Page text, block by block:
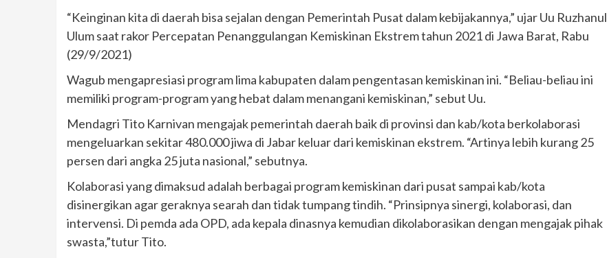
“Keinginan kita di daerah bisa sejalan dengan Pemerintah Pusat dalam kebijakannya,” ujar Uu Ruzhanul
Ulum saat rakor Percepatan Penanggulangan Kemiskinan Ekstrem tahun 2021 di Jawa Barat, Rabu
(29/9/2021)
Wagub mengapresiasi program lima kabupaten dalam pengentasan kemiskinan ini. “Beliau-beliau ini
memiliki program-program yang hebat dalam menangani kemiskinan,” sebut Uu.
Mendagri Tito Karnivan mengajak pemerintah daerah baik di provinsi dan kab/kota berkolaborasi
mengeluarkan sekitar 480.000 jiwa di Jabar keluar dari kemiskinan ekstrem. “Artinya lebih kurang 25
persen dari angka 25 juta nasional,” sebutnya.
Kolaborasi yang dimaksud adalah berbagai program kemiskinan dari pusat sampai kab/kota
disinergikan agar geraknya searah dan tidak tumpang tindih. “Prinsipnya sinergi, kolaborasi, dan
intervensi. Di pemda ada OPD, ada kepala dinasnya kemudian dikolaborasikan dengan mengajak pihak
swasta,”tutur Tito.